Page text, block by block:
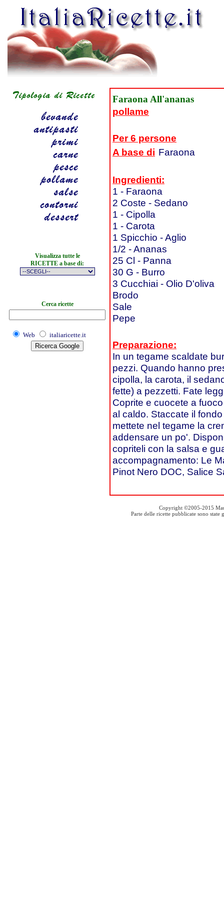
Visualizza tutte le
RICETTE a base di:
Cerca ricette
Web italiaricette.it
Faraona All'ananas
pollame
Per 6 persone
A base di Faraona
Ingredienti:
1 - Faraona
2 Coste - Sedano
1 - Cipolla
1 - Carota
1 Spicchio - Aglio
1/2 - Ananas
25 Cl - Panna
30 G - Burro
3 Cucchiai - Olio D'oliva
Brodo
Sale
Pepe
Preparazione:
In un tegame scaldate
pezzi. Quando hanno
cipolla, la carota, il
fette) a pezzetti. Fate
Coprite e cuocete a
al caldo. Staccate il
mettete nel tegame la
addensare un po'.
copriteli con la salsa e
accompagnamento: Le
Pinot Nero DOC, Salice
Copyright ©2005-2015
Parte delle ricette pubblicate sono state